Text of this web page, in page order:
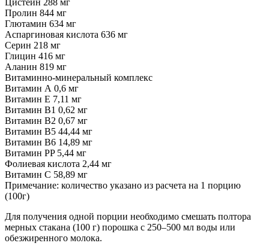
Пролин 844 мг
Глютамин 634 мг
Аспаргиновая кислота 636 мг
Серин 218 мг
Глицин 416 мг
Аланин 819 мг
Витаминно-минеральный комплекс
Витамин А 0,6 мг
Витамин Е 7,11 мг
Витамин В1 0,62 мг
Витамин В2 0,67 мг
Витамин В5 44,44 мг
Витамин В6 14,89 мг
Витамин PP 5,44 мг
Фолиевая кислота 2,44 мг
Витамин С 58,89 мг
Примечание: количество указано из расчета на 1 порцию
(100г)
Для получения одной порции необходимо смешать полтора
мерных стакана (100 г) порошка с 250–500 мл воды или
обезжиренного молока.